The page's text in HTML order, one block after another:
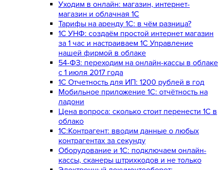
Уходим в онлайн: магазин, интернет-
магазин и облачная 1С
Тарифы на аренду 1С: в чём разница?
1С УНФ: создаём простой интернет магазин
за 1 час и настраиваем 1С Управление
нашей фирмой в облаке
54-ФЗ: переходим на онлайн-кассы в облаке
с 1 июля 2017 года
1С Отчетность для ИП: 1200 рублей в год
Мобильное приложение 1С: отчётность на
ладони
Цена вопроса: сколько стоит перенести 1С в
облако
1С:Контрагент: вводим данные о любых
контрагентах за секунду
Оборудование и 1С: подключаем онлайн-
кассы, сканеры штрихкодов и не только